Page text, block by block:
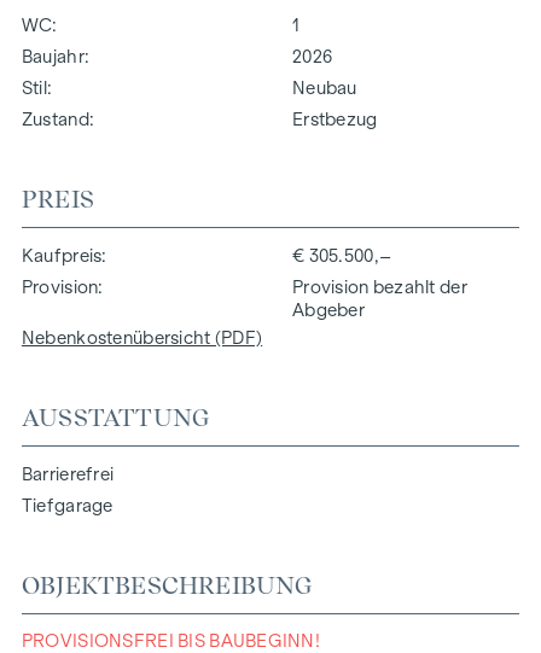
WC
1
Baujahr
2026
Stil
Neubau
Zustand
Erstbezug
PREIS
Kaufpreis
€ 305.500,–
Provision
Provision bezahlt der
Abgeber
Nebenkostenübersicht (PDF)
AUSSTATTUNG
Barrierefrei
Tiefgarage
OBJEKTBESCHREIBUNG
PROVISIONSFREI BIS BAUBEGINN!